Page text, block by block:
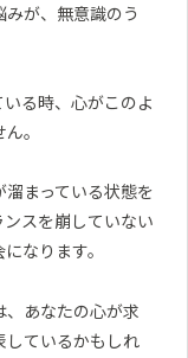
が、無意識のう
る時、心がこのよ
。
まっている状態を
スを崩していない
なります。
あなたの心が求
しているかもしれ